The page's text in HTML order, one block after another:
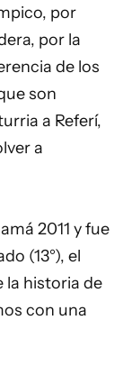
por
por la
de los
son
a Referí,
a
2011 y fue
(13°), el
la historia de
con una